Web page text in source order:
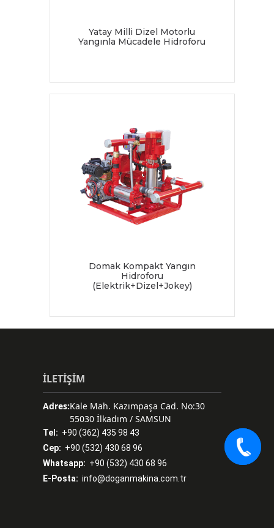
Yatay Milli Dizel Motorlu
Yangınla Mücadele Hidroforu
Domak Kompakt Yangın
Hidroforu
(Elektrik+Dizel+Jokey)
İLETİŞİM
Adres:Kale Mah. Kazımpaşa Cad. No:30
55030 İlkadım / SAMSUN
Tel: +90 (362) 435 98 43
Cep: +90 (532) 430 68 96
Whatsapp: +90 (532) 430 68 96
E-Posta:info@doganmakina.com.tr